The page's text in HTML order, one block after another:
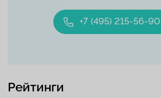
+7 (495) 215-56-90
Рейтинги